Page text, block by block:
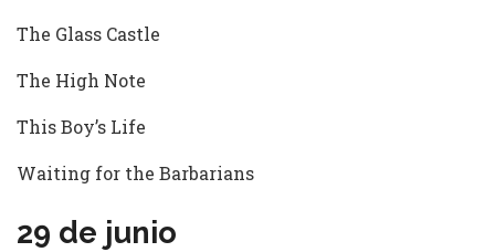
The Glass Castle
The High Note
This Boy’s Life
Waiting for the Barbarians
29 de junio